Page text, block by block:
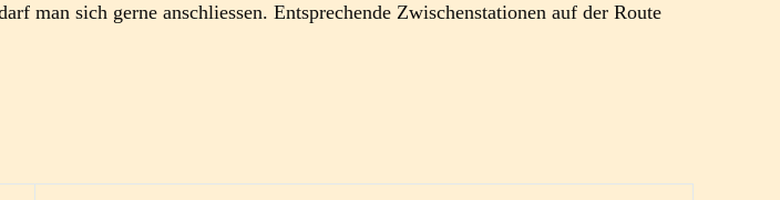
man sich gerne anschliessen. Entsprechende Zwischenstationen auf der Route